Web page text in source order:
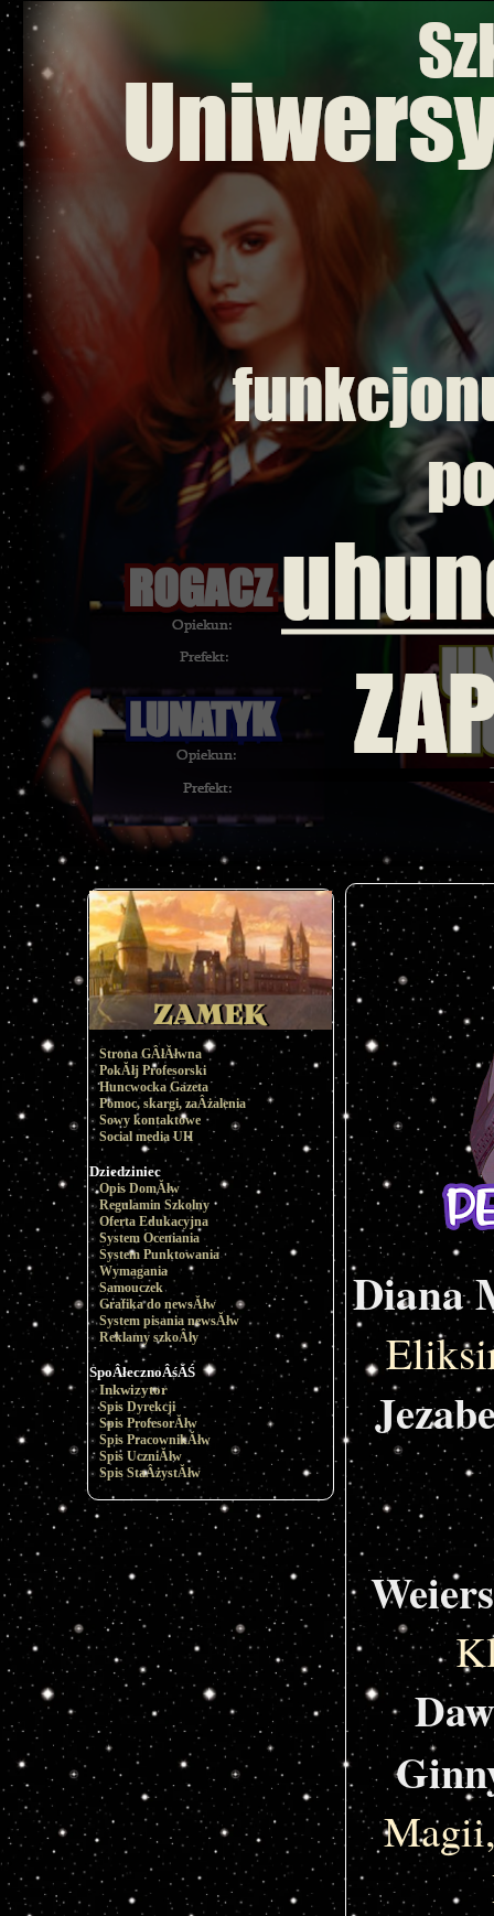
Strona GÂłĂłwna
PokĂłj Profesorski
Huncwocka Gazeta
Pomoc, skargi, zaÂżalenia
Sowy kontaktowe
Social media UH
Dziedziniec
Opis DomĂłw
Regulamin Szkolny
Oferta Edukacyjna
System Oceniania
System Punktowania
Wymagania
Samouczek
Grafika do newsĂłw
System pisania newsĂłw
Reklamy szkoÂły
SpoÂłecznoÂśĂŚ
Inkwizytor
Spis Dyrekcji
Spis ProfesorĂłw
Spis PracownikĂłw
Spis UczniĂłw
Spis StaÂżystĂłw
Diana